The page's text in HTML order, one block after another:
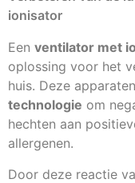
ionisator
Een ventilator met
oplossing voor het
huis. Deze
technologie om
hechten aan
allergenen.
Door deze reactie